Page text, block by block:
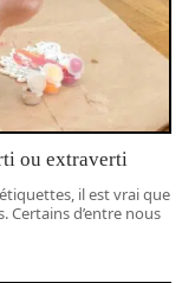
ou extraverti
il est vrai que
Certains d’entre nous